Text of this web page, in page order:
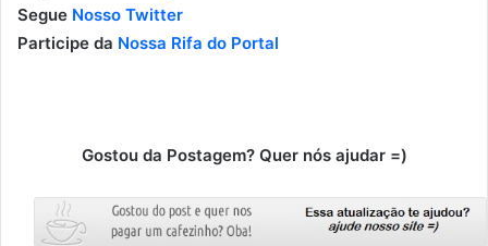
Segue Nosso Twitter
Participe da Nossa Rifa do Portal
Gostou da Postagem? Quer nós ajudar =)